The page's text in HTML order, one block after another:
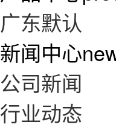
广东默认
新闻中心
公司新闻
行业动态